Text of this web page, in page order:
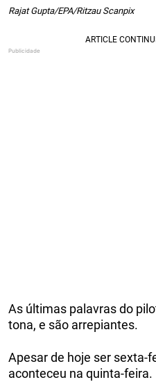
Rajat Gupta/EPA/Ritzau Scanpix
As últimas palavras do
tona, e são arrepiantes.
Apesar de hoje ser sexta-
aconteceu na quinta-feira.